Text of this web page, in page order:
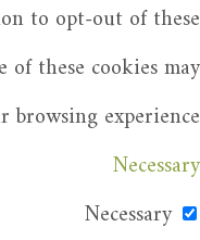
to opt-out of these
these cookies may
experience.
Necessary
Necessary